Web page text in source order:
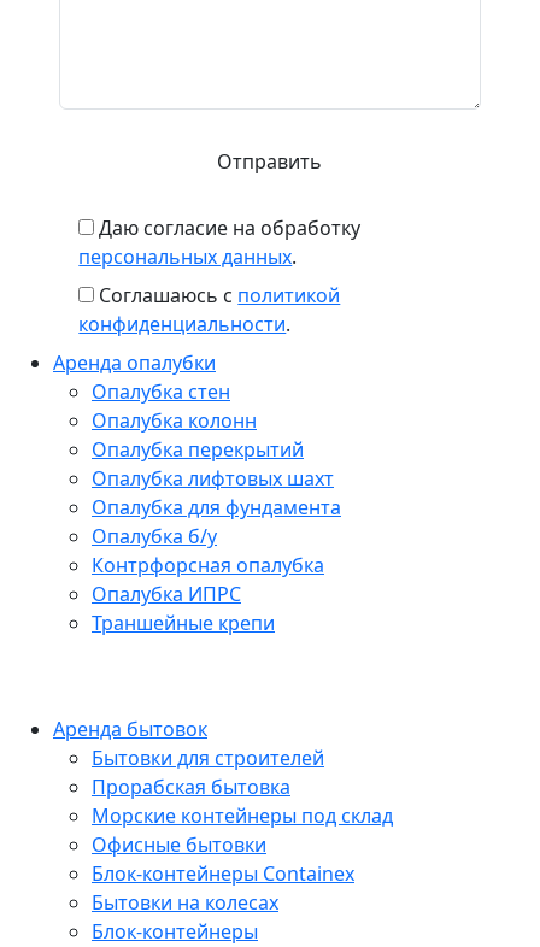
Даю согласие на обработку
персональных данных.
Соглашаюсь с политикой
конфиденциальности.
Аренда опалубки
Опалубка стен
Опалубка колонн
Опалубка перекрытий
Опалубка лифтовых шахт
Опалубка для фундамента
Опалубка б/у
Контрфорсная опалубка
Опалубка ИПРС
Траншейные крепи
Аренда бытовок
Бытовки для строителей
Прорабская бытовка
Морские контейнеры под склад
Офисные бытовки
Блок-контейнеры Containex
Бытовки на колесах
Блок-контейнеры